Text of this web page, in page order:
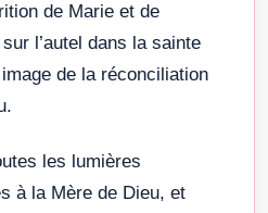
de Marie et de
sur l’autel dans la sainte
de la réconciliation
les lumières
à la Mère de Dieu, et